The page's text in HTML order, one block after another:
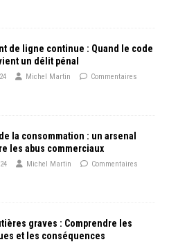
de ligne continue : Quand le code
un délit pénal
Michel Martin
Commentaires
la consommation : un arsenal
les abus commerciaux
Michel Martin
Commentaires
graves : Comprendre les
et les conséquences